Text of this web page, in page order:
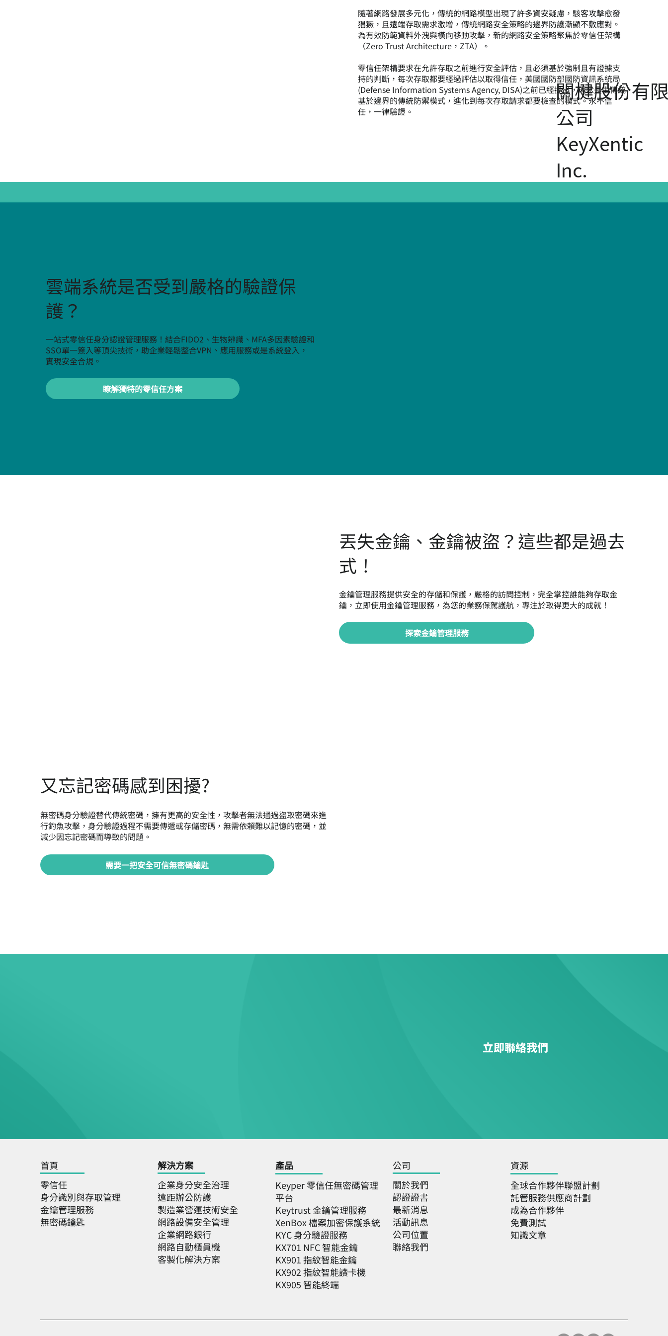
隨著網路發展多元化，傳統的網路模型出現了許多資安疑慮，駭客攻擊愈發
猖獗，且遠端存取需求激增，傳統網路安全策略的邊界防護漸顯不敷應對。
為有效防範資料外洩與橫向移動攻擊，新的網路安全策略聚焦於零信任架構
（Zero Trust Architecture，ZTA）。
零信任架構要求在允許存取之前進行安全評估，且必須基於強制且有證據支
持的判斷，每次存取都要經過評估以取得信任，美國國防部國防資訊系統局
(Defense Information Systems Agency, DISA)之前已經提出，理念是由傳統
基於邊界的傳統防禦模式，進化到每次存取請求都要檢查的模式。永不信
任，一律驗證。
關楗股份有
公司
KeyXentic
Inc.
雲端系統是否受到嚴格的驗證保
護？
一站式零信任身分認證管理服務！結合FIDO2、生物辨識、MFA多因素驗證和
SSO單一簽入等頂尖技術，助企業輕鬆整合VPN、應用服務或是系統登入，
實現安全合規。
瞭解獨特的零信任方案
丟失金鑰、金鑰被盜？這些都是過去
式！
金鑰管理服務提供安全的存儲和保護，嚴格的訪問控制，完全掌控誰能夠存取金
鑰，立即使用金鑰管理服務，為您的業務保駕護航，專注於取得更大的成就！
探索金鑰管理服務
又忘記密碼感到困擾?
無密碼身分驗證替代傳統密碼，擁有更高的安全性，攻擊者無法通過盜取密碼來進
行釣魚攻擊，身分驗證過程不需要傳遞或存儲密碼，無需依賴難以記憶的密碼，並
減少因忘記密碼而導致的問題。
需要一把安全可信無密碼鑰匙
立即聯絡我們
首頁
零信任
身分識別與存取管理
金鑰管理服務
無密碼鑰匙
資源
全球合作夥伴聯盟計劃
託管服務供應商計劃
成為合作夥伴
免費測試
知識文章
公司
關於我們
認證證書
最新消息
活動訊息
公司位置
聯絡我們
產品
Keyper 零信任無密碼管理
平台
Keytrust 金鑰管理服務
XenBox 檔案加密保護系統
KYC 身分驗證服務
KX701 NFC 智能金鑰
KX901 指紋智能金鑰
KX902 指紋智能讀卡機
KX905 智能終端
解決方案
企業身分安全治理
遠距辦公防護
製造業營運技術安全
網路設備安全管理
企業網路銀行
網路自動櫃員機
客製化解決方案